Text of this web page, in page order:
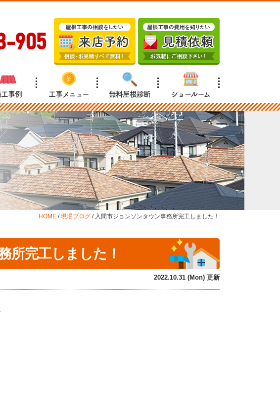
905
事例 工事メニュー 無料屋根診断 ショールーム
HOME /現場ブログ / 入間市ジョンソンタウン事務所完工しました！
所完工しました！
2022.10.31 (Mon) 更新